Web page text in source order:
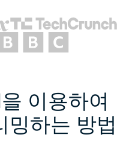
이용하여
밍하는 방법